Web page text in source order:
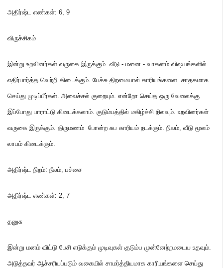
அதிர்ஷ்ட எண்கள்: 6, 9
விருச்சிகம்
இன்று உறவினர்கள் வருகை இருக்கும். வீடு - மனை - வாகனம் விஷயங்களில்
எதிர்பார்த்த வெற்றி கிடைக்கும். பேச்சு திறமையால் காரியங்களை சாதகமாக
செய்து முடிப்பீர்கள். அலைச்சல் குறையும். என்றோ செய்த ஒரு வேலைக்கு
இப்போது பாராட்டு கிடைக்கலாம். குடும்பத்தில் மகிழ்ச்சி நிலவும். உறவினர்கள்
வருகை இருக்கும். திருமணம் போன்ற சுப காரியம் நடக்கும். நிலம், வீடு மூலம்
லாபம் கிடைக்கும்.
அதிர்ஷ்ட நிறம்: நீலம், பச்சை
அதிர்ஷ்ட எண்கள்: 2, 7
தனுசு
இன்று மனம் விட்டு பேசி எடுக்கும் முடிவுகள் குடும்ப முன்னேற்றமடைய உதவும்.
அடுத்தவர் ஆச்சரியப்படும் வகையில் சாமர்த்தியமாக காரியங்களை செய்து